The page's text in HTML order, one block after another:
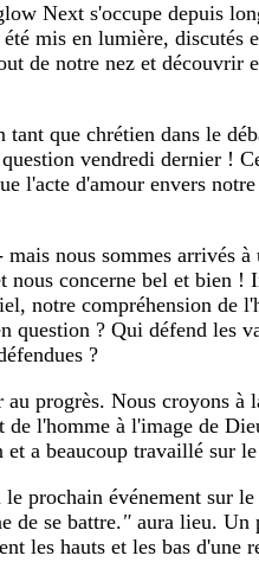
Next s'occupe depuis
mis en lumière, discutés
de notre nez et découvrir
tant que chrétien dans le
vendredi dernier !
l'acte d'amour envers
nous sommes arrivés
concerne bel et bien !
notre compréhension de
question ? Qui défend les
?
au progrès. Nous croyons à
de l'homme à l'image de
a beaucoup travaillé sur
le prochain événement sur
de se battre." aura lieu. Un
les hauts et les bas d'une